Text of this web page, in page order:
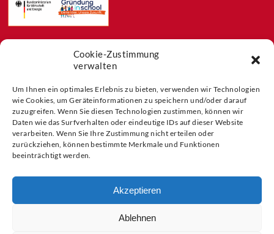
Cookie-Zustimmung
verwalten
Um Ihnen ein optimales Erlebnis zu bieten, verwenden wir Technologien
wie Cookies, um Geräteinformationen zu speichern und/oder darauf
zuzugreifen. Wenn Sie diesen Technologien zustimmen, können wir
Daten wie das Surfverhalten oder eindeutige IDs auf dieser Website
verarbeiten. Wenn Sie Ihre Zustimmung nicht erteilen oder
zurückziehen, können bestimmte Merkmale und Funktionen
beeinträchtigt werden.
Akzeptieren
Ablehnen
Blog
Buchtipps
Partner der